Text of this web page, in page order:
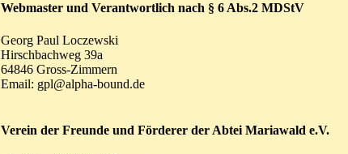
Webmaster und Verantwortlich nach § 6 Abs.2 MDStV
Georg Paul Loczewski
Hirschbachweg 39a
64846 Gross-Zimmern
Email: gpl@alpha-bound.de
Verein der Freunde und Förderer der Abtei Mariawald e.V.